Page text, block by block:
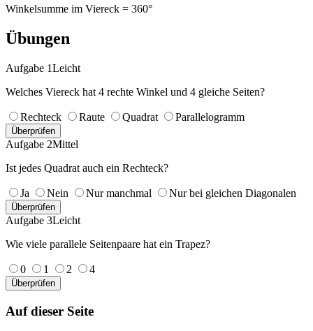
Winkelsumme im Viereck = 360°
Übungen
Aufgabe 1Leicht
Welches Viereck hat 4 rechte Winkel und 4 gleiche Seiten?
Rechteck Raute Quadrat Parallelogramm
Überprüfen
Aufgabe 2Mittel
Ist jedes Quadrat auch ein Rechteck?
Ja Nein Nur manchmal Nur bei gleichen Diagonalen
Überprüfen
Aufgabe 3Leicht
Wie viele parallele Seitenpaare hat ein Trapez?
0 1 2 4
Überprüfen
Auf dieser Seite